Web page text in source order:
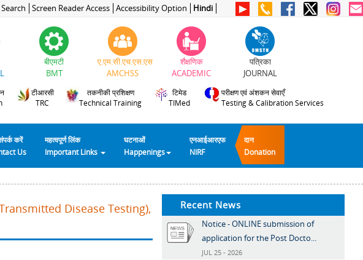
Search Screen Reader Access Accessibility Option Hindi
बीएमटी
BMT
ए.एम.सी.एच.एस.एस
AMCHSS
शैक्षणिक
ACADEMIC
पत्रिका
JOURNAL
टीआरसी
TRC
तकनीकी प्रशिक्षण
Technical Training
टिमेड
TIMed
परीक्षण एवं अंशकन सेवाएँ
Testing & Calibration Services
करें
Us
महत्वपूर्ण लिंक
Important Links
घटनाओं
Happenings
एनआईआरएफ
NIRF
दान
Donation
Disease Testing),
Recent News
Notice - ONLINE submission of
application for the Post Docto...
JUL 25 - 2026